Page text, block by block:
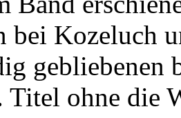
bei Kozeluch
gebliebenen
Titel ohne die